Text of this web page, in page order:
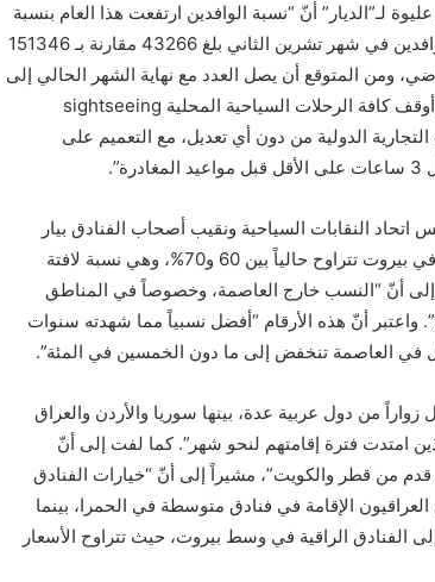
لـ”الديار” أنّ “نسبة الوافدين ارتفعت هذا العام بنسبة
186%”، مشيراً إلى أنّ “عدد الوافدين في شهر تشرين الثاني بلغ 43266 مقارنة بـ 151346
ومن المتوقع أن يصل العدد مع نهاية الشهر الحالي إلى
465000”. وأضاف أنّ “المطار أوقف كافة الرحلات السياحية المحلية sightseeing
التجارية الدولية من دون أي تعديل، مع التعميم على
اتحاد النقابات السياحية ونقيب أصحاب الفنادق بيار
الأشقر إلى أنّ “نسب التشغيل في بيروت تتراوح حالياً بين 60 و70%، وهي نسبة لافتة
إلى أنّ “النسب خارج العاصمة، وخصوصاً في المناطق
تتراوح بين 35 و45%”. واعتبر أنّ هذه الأرقام “أفضل نسبياً مما شهدته سنوات
في العاصمة تنخفض إلى ما دون الخمسين في المئة”.
من دول عربية عدة، بينها سوريا والأردن والعراق
امتدت فترة إقامتهم لنحو شهر”. كما لفت إلى أنّ
قدم من قطر والكويت”، مشيراً إلى أنّ “خيارات الفنادق
الإقامة في فنادق متوسطة في الحمرا، بينما
الفنادق الراقية في وسط بيروت، حيث تتراوح الأسعار